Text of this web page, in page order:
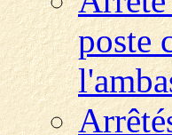
poste